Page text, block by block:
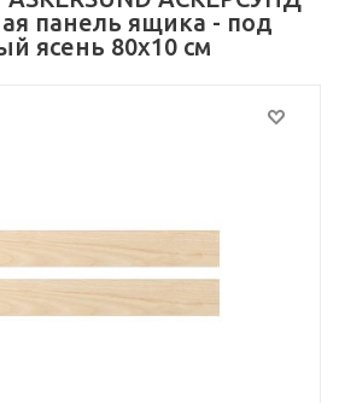
панель ящика - под
ясень 80x10 см